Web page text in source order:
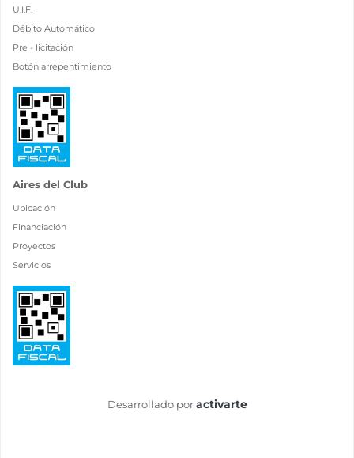
U.I.F.
Débito Automático
Pre - licitación
Botón arrepentimiento
Aires del Club
Ubicación
Financiación
Proyectos
Servicios
Desarrollado por activarte